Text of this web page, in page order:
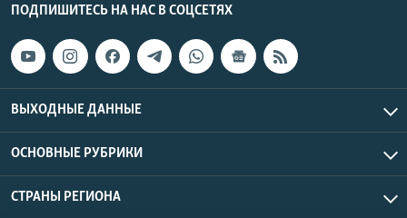
ПОДПИШИТЕСЬ НА НАС В СОЦСЕТЯХ
ВЫХОДНЫЕ ДАННЫЕ
ОСНОВНЫЕ РУБРИКИ
СТРАНЫ РЕГИОНА